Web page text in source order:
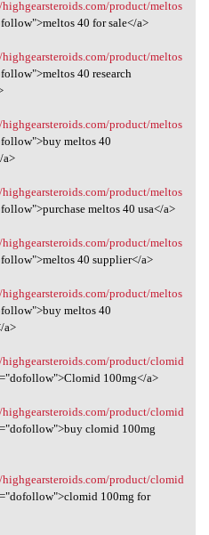
product/meltos
40 for sale</a>
product/meltos
40 research
product/meltos
meltos 40
a>
product/meltos
meltos 40 usa</a>
product/meltos
40 supplier</a>
product/meltos
meltos 40
a>
product/clomid
100mg</a>
product/clomid
clomid 100mg
product/clomid
100mg for